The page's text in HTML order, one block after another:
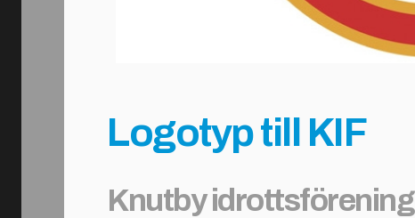
Logotyp till KIF
Knutby idrottsförening